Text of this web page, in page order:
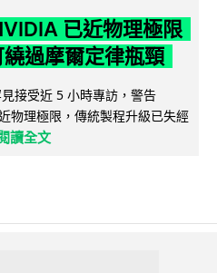
已近物理極限
過摩爾定律瓶頸
接受近 5 小時專訪，警告
物理極限，傳統製程升級已失經
閱讀全文